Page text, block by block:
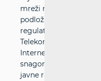
mreži na fiksnoj
podložno prethodnoj
regulatorne obveze
Telekom d.d. i
Internet d.d. kao
snagom na
javne rasprave u